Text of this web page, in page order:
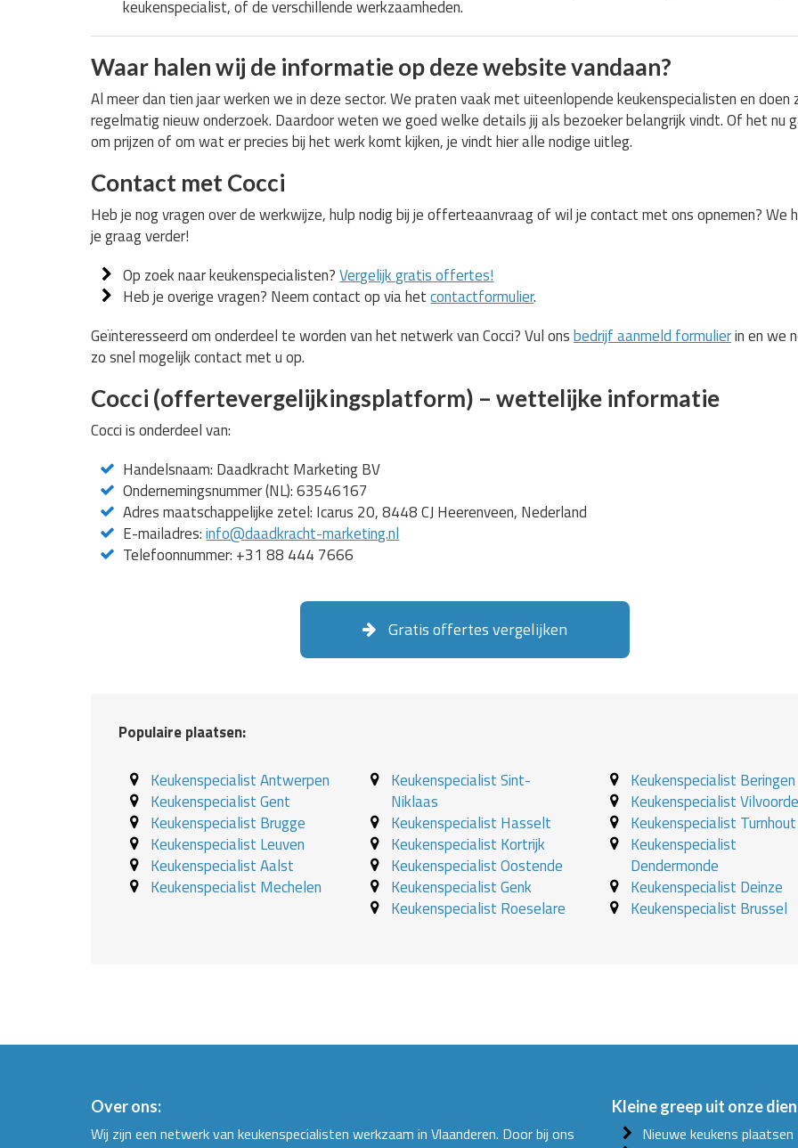
keukenspecialist, of de verschillende werkzaamheden.
Waar halen wij de informatie op deze website vandaan?
Al meer dan tien jaar werken we in deze sector. We praten vaak met uiteenlopende keukenspecialisten en doen
regelmatig nieuw onderzoek. Daardoor weten we goed welke details jij als bezoeker belangrijk vindt. Of het nu
om prijzen of om wat er precies bij het werk komt kijken, je vindt hier alle nodige uitleg.
Contact met Cocci
Heb je nog vragen over de werkwijze, hulp nodig bij je offerteaanvraag of wil je contact met ons opnemen? We
je graag verder!
Op zoek naar keukenspecialisten?Vergelijk gratis offertes!
Heb je overige vragen? Neem contact op via hetcontactformulier.
Geïnteresseerd om onderdeel te worden van het netwerk van Cocci? Vul onsbedrijf aanmeld formulierin en we
zo snel mogelijk contact met u op.
Cocci (offertevergelijkingsplatform) – wettelijke informatie
Cocci is onderdeel van:
Handelsnaam: Daadkracht Marketing BV
Ondernemingsnummer (NL): 63546167
Adres maatschappelijke zetel: Icarus 20, 8448 CJ Heerenveen, Nederland
E-mailadres:info@daadkracht-marketing.nl
Telefoonnummer: +31 88 444 7666
Gratis offertes vergelijken
Populaire plaatsen:
Keukenspecialist Antwerpen
Keukenspecialist Gent
Keukenspecialist Brugge
Keukenspecialist Leuven
Keukenspecialist Aalst
Keukenspecialist Mechelen
Keukenspecialist Sint-
Niklaas
Keukenspecialist Hasselt
Keukenspecialist Kortrijk
Keukenspecialist Oostende
Keukenspecialist Genk
Keukenspecialist Roeselare
Keukenspecialist Beringen
Keukenspecialist
Keukenspecialist Turnhout
Keukenspecialist
Dendermonde
Keukenspecialist Deinze
Keukenspecialist Brussel
Over ons:
Wij zijn een netwerk van keukenspecialisten werkzaam in Vlaanderen. Door bij ons
Kleine greep uit onze
Nieuwe keukens plaatsen